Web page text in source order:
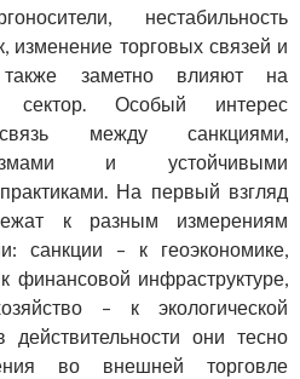
нестабильность
изменение торговых связей и
заметно влияют на
сектор. Особый интерес
между санкциями,
и устойчивыми
На первый взгляд
к разным измерениям
санкции – к геоэкономике,
финансовой инфраструктуре,
– к экологической
они тесно
во внешней торговле